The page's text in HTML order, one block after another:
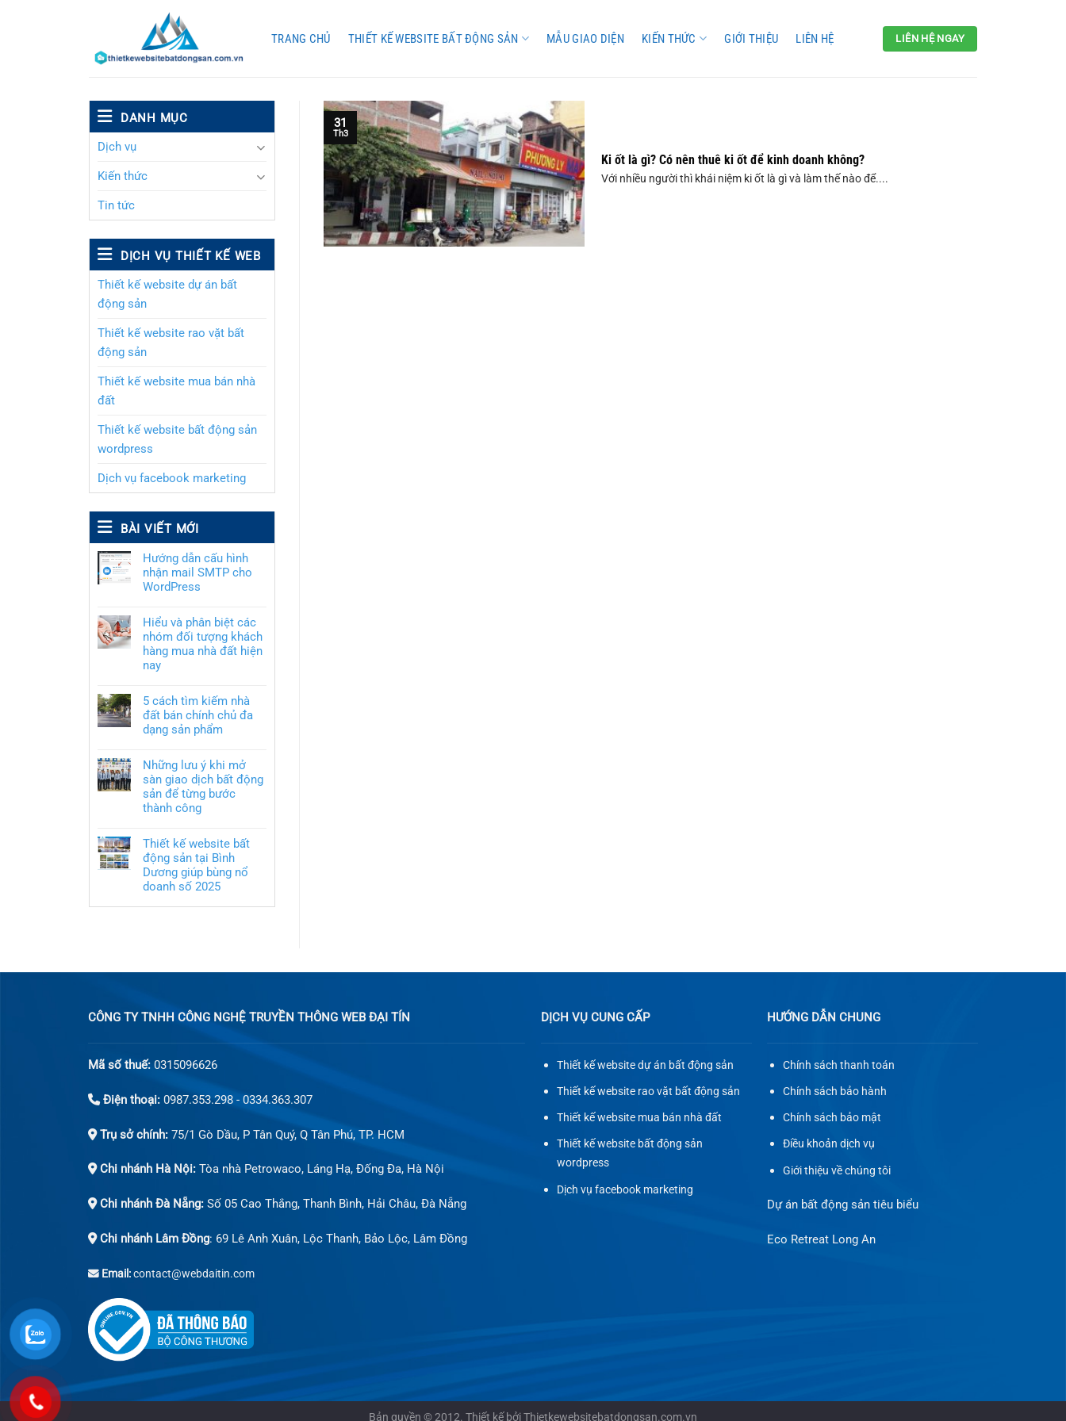
TRANG CHỦ THIẾT KẾ WEBSITE BẤT ĐỘNG SẢN MẪU GIAO DIỆN KIẾN THỨC GIỚI THIỆU LIÊN HỆ LIÊN HỆ NGAY
DANH MỤC
Dịch vụ
Kiến thức
Tin tức
DỊCH VỤ THIẾT KẾ WEB
Thiết kế website dự án bất
động sản
Thiết kế website rao vặt bất
động sản
Thiết kế website mua bán nhà
đất
Thiết kế website bất động sản
wordpress
Dịch vụ facebook marketing
BÀI VIẾT MỚI
Hướng dẫn cấu hình
nhận mail SMTP cho
WordPress
Hiểu và phân biệt các
nhóm đối tượng khách
hàng mua nhà đất hiện
nay
5 cách tìm kiếm nhà
đất bán chính chủ đa
dạng sản phẩm
Những lưu ý khi mở
sàn giao dịch bất động
sản để từng bước
thành công
Thiết kế website bất
động sản tại Bình
Dương giúp bùng nổ
doanh số 2025
Ki ốt là gì? Có nên thuê ki ốt để kinh doanh không?
Với nhiều người thì khái niệm ki ốt là gì và làm thế nào để....
31
Th3
CÔNG TY TNHH CÔNG NGHỆ TRUYỀN THÔNG WEB ĐẠI TÍN
Mã số thuế:0315096626
Điện thoại:0987.353.298 - 0334.363.307
Trụ sở chính:75/1 Gò Dầu, P Tân Quý, Q Tân Phú, TP. HCM
Chi nhánh Hà Nội:Tòa nhà Petrowaco, Láng Hạ, Đống Đa, Hà Nội
Chi nhánh Đà Nẵng:Số 05 Cao Thắng, Thanh Bình, Hải Châu, Đà Nẵng
Chi nhánh Lâm Đồng: 69 Lê Anh Xuân, Lộc Thanh, Bảo Lộc, Lâm Đồng
Email: contact@webdaitin.com
DỊCH VỤ CUNG CẤP
Thiết kế website dự án bất động sản
Thiết kế website rao vặt bất động sản
Thiết kế website mua bán nhà đất
Thiết kế website bất động sản
wordpress
Dịch vụ facebook marketing
HƯỚNG DẪN CHUNG
Chính sách thanh toán
Chính sách bảo hành
Chính sách bảo mật
Điều khoản dịch vụ
Giới thiệu về chúng tôi
Dự án bất động sản tiêu biểu
Eco Retreat Long An
Bản quyền © 2012. Thiết kế bởi Thietkewebsitebatdongsan.com.vn